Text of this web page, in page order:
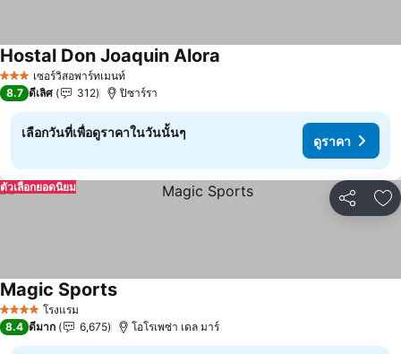
3 ดาว เซอร์วิสอพาร์ทเมนท์
Hostal Don Joaquin Alora
8.7 ดีเลิศ 312 ปิซาร์รา
เลือกวันที่เพื่อดูราคาในวันนั้นๆ
ดูราคา
แชร์ เ
ตัวเลือกยอดนิยม
4 ดาว โรงแรม
Magic Sports
8.4 ดีมาก 6,675 โอโรเพซ่า เดล มาร์